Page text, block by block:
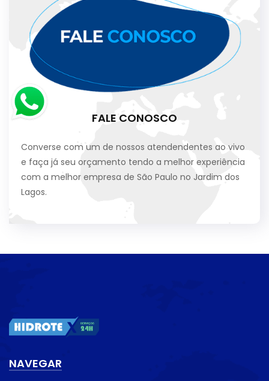
FALE CONOSCO
Converse com um de nossos atendendentes ao vivo
e faça já seu orçamento tendo a melhor experiência
com a melhor empresa de São Paulo no Jardim dos
Lagos.
NAVEGAR